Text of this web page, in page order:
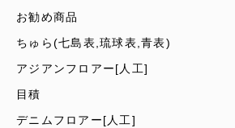
お勧め商品
ちゅら(七島表,琉球表,青表)
アジアンフロアー[人工]
目積
デニムフロアー[人工]